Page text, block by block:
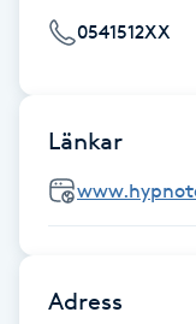
Face framing
Fet hårbotten
Fettreducering
0541512XX
Länkar
Adress